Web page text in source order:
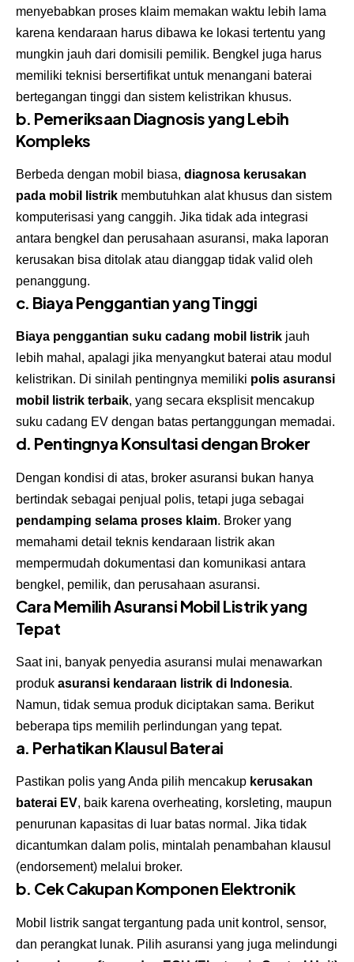
menyebabkan proses klaim memakan waktu lebih lama
karena kendaraan harus dibawa ke lokasi tertentu yang
mungkin jauh dari domisili pemilik. Bengkel juga harus
memiliki teknisi bersertifikat untuk menangani baterai
bertegangan tinggi dan sistem kelistrikan khusus.
b. Pemeriksaan Diagnosis yang Lebih
Kompleks
Berbeda dengan mobil biasa, diagnosa kerusakan
pada mobil listrik membutuhkan alat khusus dan sistem
komputerisasi yang canggih. Jika tidak ada integrasi
antara bengkel dan perusahaan asuransi, maka laporan
kerusakan bisa ditolak atau dianggap tidak valid oleh
penanggung.
c. Biaya Penggantian yang Tinggi
Biaya penggantian suku cadang mobil listrik jauh
lebih mahal, apalagi jika menyangkut baterai atau modul
kelistrikan. Di sinilah pentingnya memiliki polis asuransi
mobil listrik terbaik, yang secara eksplisit mencakup
suku cadang EV dengan batas pertanggungan memadai.
d. Pentingnya Konsultasi dengan Broker
Dengan kondisi di atas, broker asuransi bukan hanya
bertindak sebagai penjual polis, tetapi juga sebagai
pendamping selama proses klaim. Broker yang
memahami detail teknis kendaraan listrik akan
mempermudah dokumentasi dan komunikasi antara
bengkel, pemilik, dan perusahaan asuransi.
Cara Memilih Asuransi Mobil Listrik yang
Tepat
Saat ini, banyak penyedia asuransi mulai menawarkan
produk asuransi kendaraan listrik di Indonesia.
Namun, tidak semua produk diciptakan sama. Berikut
beberapa tips memilih perlindungan yang tepat.
a. Perhatikan Klausul Baterai
Pastikan polis yang Anda pilih mencakup kerusakan
baterai EV, baik karena overheating, korsleting, maupun
penurunan kapasitas di luar batas normal. Jika tidak
dicantumkan dalam polis, mintalah penambahan klausul
(endorsement) melalui broker.
b. Cek Cakupan Komponen Elektronik
Mobil listrik sangat tergantung pada unit kontrol, sensor,
dan perangkat lunak. Pilih asuransi yang juga melindungi